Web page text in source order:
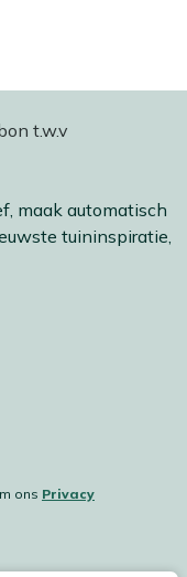
maak automatisch
tuininspiratie,
ons Privacy